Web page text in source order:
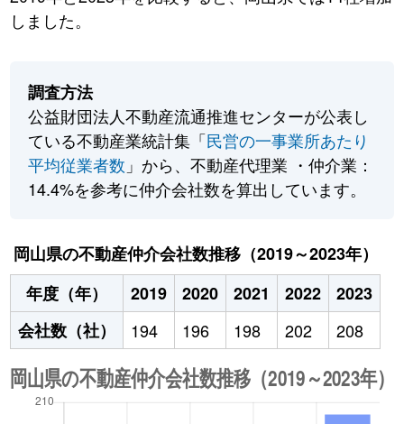
しました。
調査方法
公益財団法人不動産流通推進センターが公表し
ている不動産業統計集「民営の一事業所あたり
平均従業者数 」から、不動産代理業 ・仲介業：
14.4%を参考に仲介会社数を算出しています。
岡山県の不動産仲介会社数推移（2019～2023年）
年度（年）
2019 2020 2021 2022
2023
会社数（社）
194 196 198 202 208